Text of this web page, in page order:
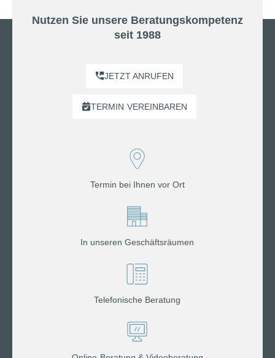
Nutzen Sie unsere Beratungskompetenz
seit 1988
JETZT ANRUFEN
TERMIN VEREINBAREN
Termin bei Ihnen vor Ort
In unseren Geschäftsräumen
Telefonische Beratung